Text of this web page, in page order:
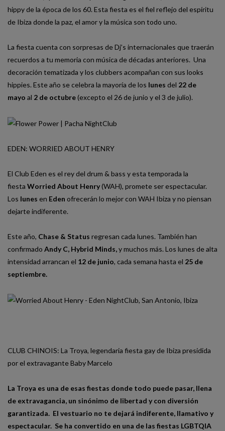
hippy de la época de los 60. Esta fiesta es el fiel reflejo del espíritu
de Ibiza donde la paz, el amor y la música son todo uno.
La fiesta cuenta con sorpresas de Dj’s internacionales que traerán
recuerdos a tu memoria con música de décadas anteriores. Una
decoración tematizada y los clubbers acompañan con sus looks
hippies. Este año se celebra la mayoría de los lunes del 22 de
mayo al 2 de octubre(excepto el 26 de junio y el 3 de julio).
EDEN: WORRIED ABOUT HENRY
El Club Eden es el rey del drum & bass y esta temporada la
fiesta Worried About Henry(WAH), promete ser espectacular.
Los lunes en Eden ofrecerán lo mejor con WAH Ibiza y no piensan
dejarte indiferente.
Este año, Chase & Status regresan cada lunes. También han
confirmado Andy C, Hybrid Minds,y muchos más. Los lunes de alta
intensidad arrancan el 12 de junio, cada semana hasta el 25 de
septiembre.
CLUB CHINOIS: La Troya, legendaria fiesta gay de Ibiza presidida
por el extravagante Baby Marcelo
La Troya es una de esas fiestas donde todo puede pasar, llena
de extravagancia, un sinónimo de libertad y con diversión
garantizada. El vestuario no te dejará indiferente, llamativo y
espectacular. Se ha convertido en una de las fiestas LGBTQIA